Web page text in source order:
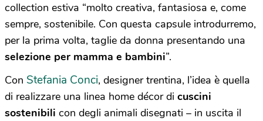
collection estiva “molto creativa, fantasiosa e, come
sempre, sostenibile. Con questa capsule introdurremo,
per la prima volta, taglie da donna presentando una
selezione per mamma e bambini”.
Con Stefania Conci, designer trentina, l’idea è quella
di realizzare una linea home décor di cuscini
sostenibili con degli animali disegnati – in uscita il